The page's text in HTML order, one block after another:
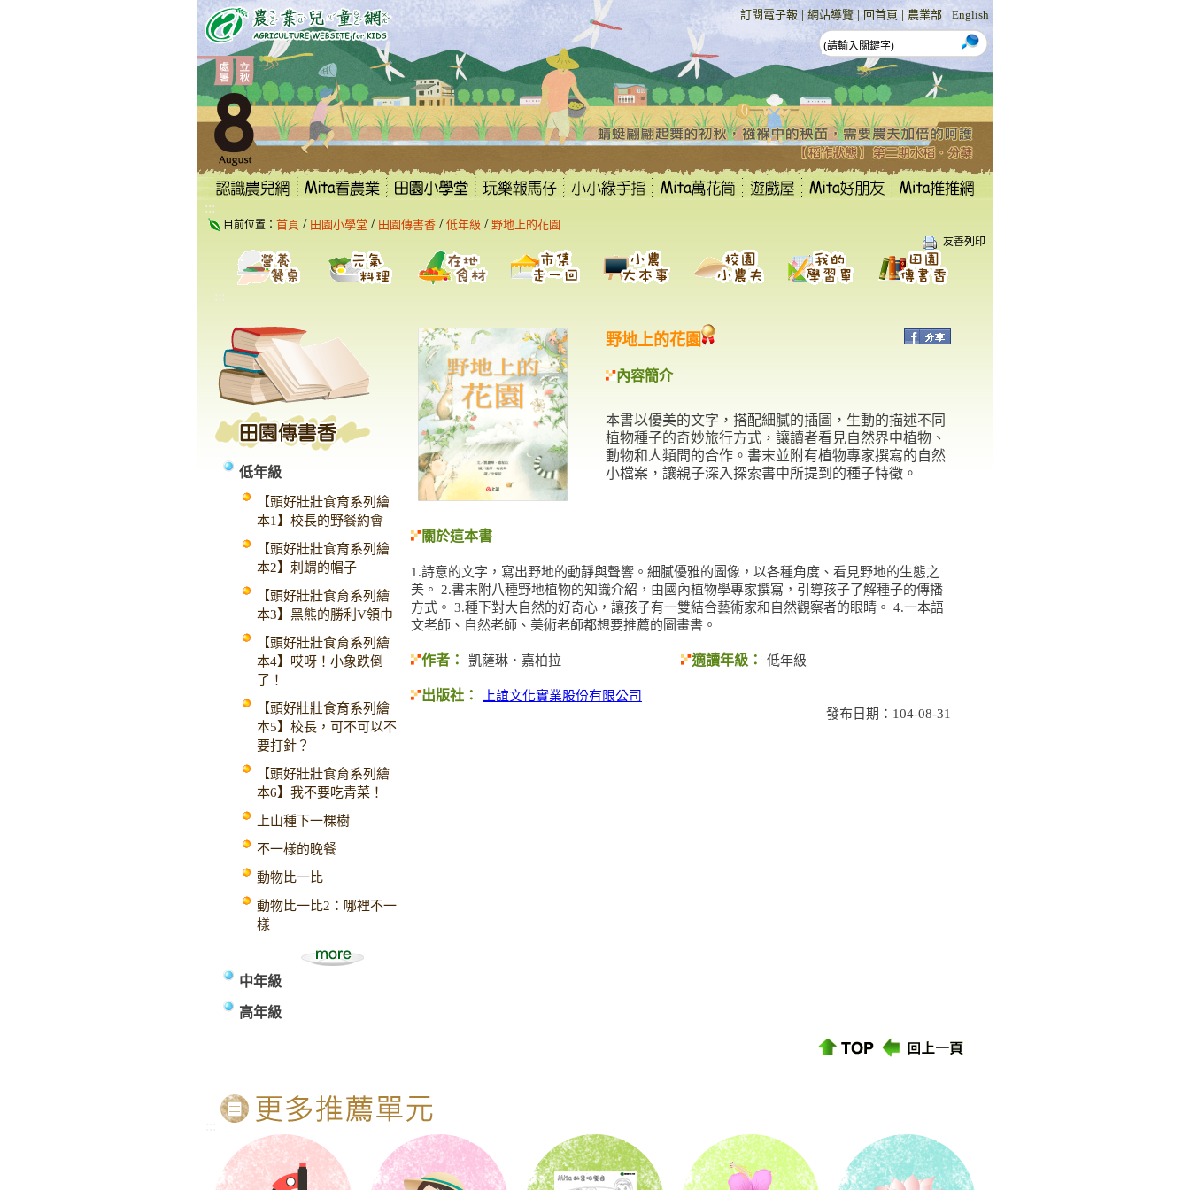
跳
到
主
內
::: 訂閱電子報 | 網站導覽 | 回首頁 | 農業部 | English
:::
目前位置： 首頁 / 田園小學堂 / 田園傳書香 / 低年級 / 野地上的花園
友善列印
:::
低年級
【頭好壯壯食育系列繪
本1】校長的野餐約會
【頭好壯壯食育系列繪
本2】刺蝟的帽子
【頭好壯壯食育系列繪
本3】黑熊的勝利V領巾
【頭好壯壯食育系列繪
本4】哎呀！小象跌倒
了！
【頭好壯壯食育系列繪
本5】校長，可不可以不
要打針？
【頭好壯壯食育系列繪
本6】我不要吃青菜！
上山種下一棵樹
不一樣的晚餐
動物比一比
動物比一比2：哪裡不一
樣
中年級
高年級
野地上的花園
內容簡介
本書以優美的文字，搭配細膩的插圖，生動的描述不同
植物種子的奇妙旅行方式，讓讀者看見自然界中植物、
動物和人類間的合作。書末並附有植物專家撰寫的自然
小檔案，讓親子深入探索書中所提到的種子特徵。
關於這本書
1.詩意的文字，寫出野地的動靜與聲響。細膩優雅的圖像，以各種角度、看見野地的生態之
美。 2.書末附八種野地植物的知識介紹，由國內植物學專家撰寫，引導孩子了解種子的傳播
方式。 3.種下對大自然的好奇心，讓孩子有一雙結合藝術家和自然觀察者的眼睛。 4.一本語
文老師、自然老師、美術老師都想要推薦的圖畫書。
作者： 凱薩琳．嘉柏拉
出版社： 上誼文化實業股份有限公司
適讀年級： 低年級
發布日期：104-08-31